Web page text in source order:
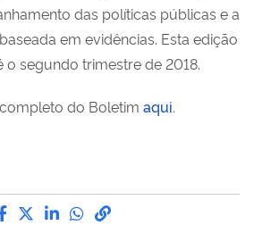
das políticas públicas e a
em evidências. Esta edição
o segundo trimestre de 2018.
do Boletim aqui.
Compartilhe por Facebook
Compartilhe por Twitter
Compartilhe por
Compartilhe por
link para Copiar